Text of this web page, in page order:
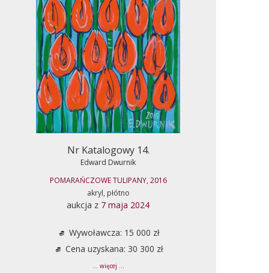
Nr Katalogowy 14.
Edward Dwurnik
POMARAŃCZOWE TULIPANY, 2016
akryl, płótno
aukcja z 7 maja 2024
Wywoławcza: 15 000 zł
Cena uzyskana: 30 300 zł
... więcej ...